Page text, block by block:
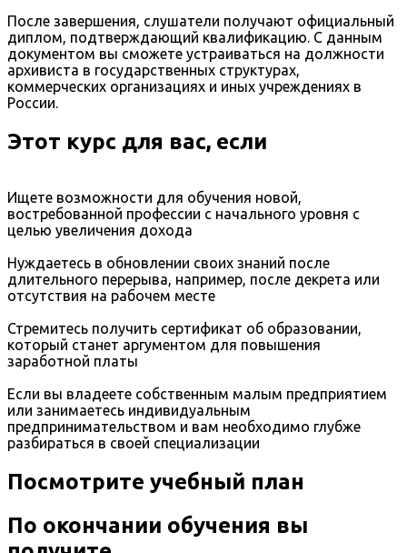
После завершения, слушатели получают официальный
диплом, подтверждающий квалификацию. С данным
документом вы сможете устраиваться на должности
архивиста в государственных структурах,
коммерческих организациях и иных учреждениях в
России.
Этот курс для вас, если
Ищете возможности для обучения новой,
востребованной профессии с начального уровня с
целью увеличения дохода
Нуждаетесь в обновлении своих знаний после
длительного перерыва, например, после декрета или
отсутствия на рабочем месте
Стремитесь получить сертификат об образовании,
который станет аргументом для повышения
заработной платы
Если вы владеете собственным малым предприятием
или занимаетесь индивидуальным
предпринимательством и вам необходимо глубже
разбираться в своей специализации
Посмотрите учебный план
По окончании обучения вы